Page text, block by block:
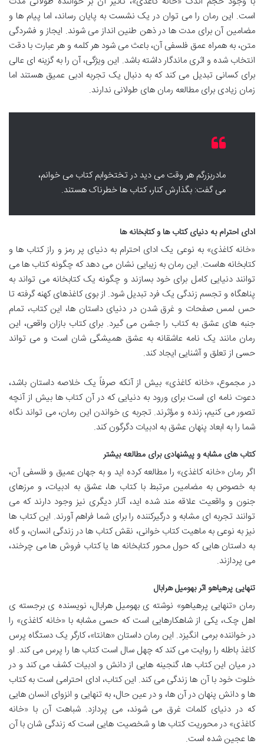
است. این رمان را می توان در یک نشست به پایان رساند، اما پیام ها و
مضامین آن برای مدت ها در ذهن طنین انداز می شوند. ایجاز و فشردگی
متن، به همراه عمق فلسفی آن، باعث می شود هر کلمه و هر عبارت با دقت
انتخاب شده و اثری ماندگار داشته باشد. این ویژگی، آن را به گزینه ای عالی
برای کسانی تبدیل می کند که به دنبال یک تجربه ادبی عمیق هستند اما
زمان زیادی برای مطالعه رمان های طولانی ندارند.
مادربزرگم هر وقت می دید در تختخوابم کتاب می خوانم،
می گفت: بگذارش کنار، کتاب ها خطرناک هستند.
ادای احترام به دنیای کتاب ها و کتابخانه ها
«خانه کاغذی» به نوعی یک ادای احترام به دنیای پر رمز و راز کتاب ها و
کتابخانه هاست. این رمان به زیبایی نشان می دهد که چگونه کتاب ها می
توانند دنیایی کامل برای خود بسازند و چگونه یک کتابخانه می تواند به
پناهگاه و تجسم زندگی یک فرد تبدیل شود. از بوی کاغذهای کهنه گرفته تا
حس لمس صفحات و غرق شدن در دنیای داستان ها، این کتاب، تمام
جنبه های عشق به کتاب را جشن می گیرد. برای کتاب بازان واقعی، این
رمان مانند یک نامه عاشقانه به عشق همیشگی شان است و می تواند
حسی از تعلق و آشنایی ایجاد کند.
در مجموع، «خانه کاغذی» بیش از آنکه صرفاً یک خلاصه داستان باشد،
دعوت نامه ای است برای ورود به دنیایی که در آن کتاب ها بیش از آنچه
تصور می کنیم، زنده و مؤثرند. تجربه ی خواندن این رمان، می تواند نگاه
شما را به ابعاد پنهان عشق به ادبیات دگرگون کند.
کتاب های مشابه و پیشنهادی برای مطالعه بیشتر
اگر رمان «خانه کاغذی» را مطالعه کرده اید و به جهان عمیق و فلسفی آن،
به خصوص به مضامین مرتبط با کتاب ها، عشق به ادبیات، و مرزهای
جنون و واقعیت علاقه مند شده اید، آثار دیگری نیز وجود دارند که می
توانند تجربه ای مشابه و درگیرکننده را برای شما فراهم آورند. این کتاب ها
نیز به نوعی به ماهیت کتاب خوانی، نقش کتاب ها در زندگی انسان، و گاه
به داستان هایی که حول محور کتابخانه ها یا کتاب فروش ها می چرخند،
می پردازند.
تنهایی پرهیاهو اثر بهومیل هرابال
رمان «تنهایی پرهیاهو» نوشته ی بهومیل هرابال، نویسنده ی برجسته ی
اهل چک، یکی از شاهکارهایی است که حسی مشابه با «خانه کاغذی» را
در خواننده برمی انگیزد. این رمان داستان «هانتا»، کارگر یک دستگاه پرس
کاغذ باطله را روایت می کند که چهل سال است کتاب ها را پرس می کند. او
در میان این کتاب ها، گنجینه هایی از دانش و ادبیات کشف می کند و در
خلوت خود با آن ها زندگی می کند. این کتاب، ادای احترامی است به کتاب
ها و دانش پنهان در آن ها، و در عین حال، به تنهایی و انزوای انسان هایی
که در دنیای کلمات غرق می شوند، می پردازد. شباهت آن با «خانه
کاغذی» در محوریت کتاب ها و شخصیت هایی است که زندگی شان با آن
ها عجین شده است.